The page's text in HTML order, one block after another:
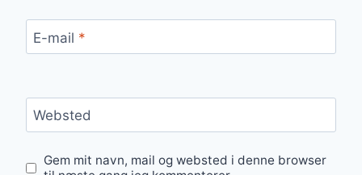
E-mail *
Websted
Gem mit navn, mail og websted i denne browser